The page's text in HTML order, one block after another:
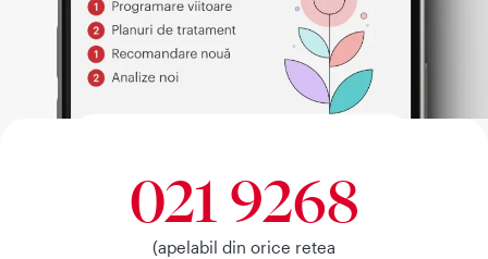
021 9268
(apelabil din orice retea